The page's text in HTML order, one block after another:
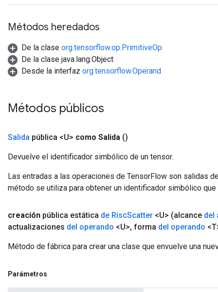
Métodos heredados
De la clase org.tensorflow.op.PrimitiveOp
De la clase java.lang.Object
Desde la interfaz org.tensorflow.Operand
Métodos públicos
Salida pública <U> como Salida ()
Devuelve el identificador simbólico de un tensor.
Las entradas a las operaciones de TensorFlow son salidas
método se utiliza para obtener un identificador simbólico
creación pública estática de RiscScatter <U> (alcance del
actualizaciones del operando <U>, forma del operando
Método de fábrica para crear una clase que envuelve una
Parámetros